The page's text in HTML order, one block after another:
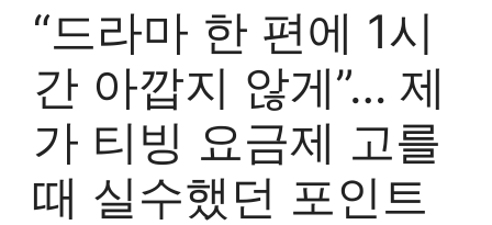
“드라마 한 편에 1시
간 아깝지 않게”… 제
가 티빙 요금제 고를
때 실수했던 포인트